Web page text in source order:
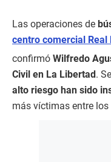
Las operaciones de
centro comercial Real
confirmó Wilfredo
Civil en La Libertad.
alto riesgo han sido
más víctimas entre los